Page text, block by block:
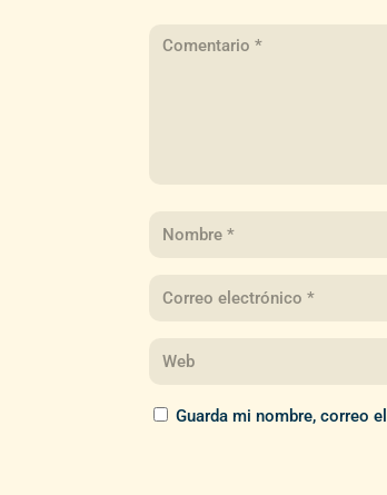
Guarda mi nombre, correo